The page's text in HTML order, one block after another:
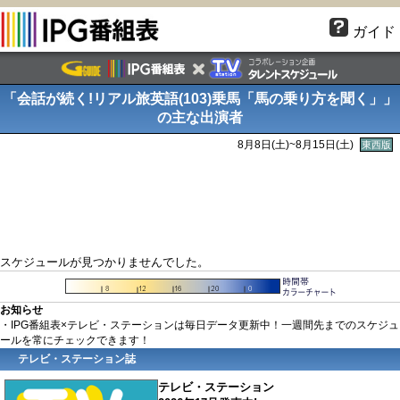
ガイド
「会話が続く!リアル旅英語(103)乗馬「馬の乗り方を聞く」」
の主な出演者
8月8日(土)~8月15日(土) 東西版
スケジュールが見つかりませんでした。
お知らせ
・IPG番組表×テレビ・ステーションは毎日データ更新中！一週間先までのスケジュ
ールを常にチェックできます！
テレビ・ステーション誌
テレビ・ステーション